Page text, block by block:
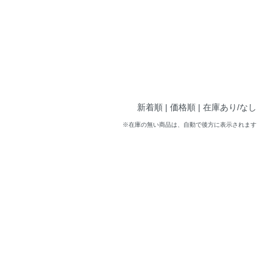
新着順 | 価格順 |在庫あり/なし
※在庫の無い商品は、自動で後方に表示されます